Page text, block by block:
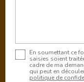
En soumettant ce
saisies soient
cadre de ma
qui peut en
politique de